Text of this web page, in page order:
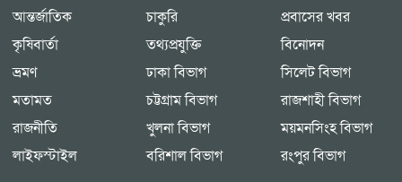
আন্তর্জাতিক
কৃষিবার্তা
চাকুরি
তথ্যপ্রযুক্তি
প্রবাসের খবর
বিনোদন
ভ্রমণ
মতামত
রাজনীতি
লাইফস্টাইল
ঢাকা বিভাগ
চট্টগ্রাম বিভাগ
খুলনা বিভাগ
বরিশাল বিভাগ
সিলেট বিভাগ
রাজশাহী বিভাগ
ময়মনসিংহ বিভাগ
রংপুর বিভাগ